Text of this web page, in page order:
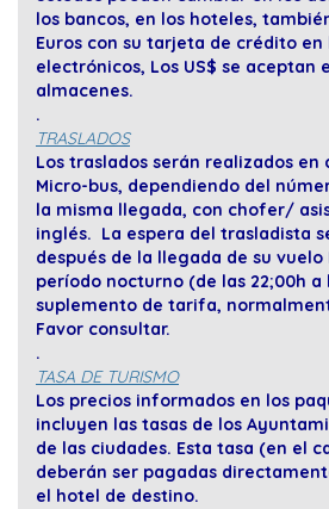
los bancos, en los hoteles,
Euros con su tarjeta de crédito en
electrónicos, Los US$ se aceptan
almacenes.
.
TRASLADOS
Los traslados serán realizados en
Micro-bus, dependiendo del
la misma llegada, con chofer/
inglés. La espera del trasladista
después de la llegada de su vuelo
período nocturno (de las 22;00h a
suplemento de tarifa,
Favor consultar.
.
TASA DE TURISMO
Los precios informados en los
incluyen las tasas de los
de las ciudades. Esta tasa (en el
deberán ser pagadas
el hotel de destino.